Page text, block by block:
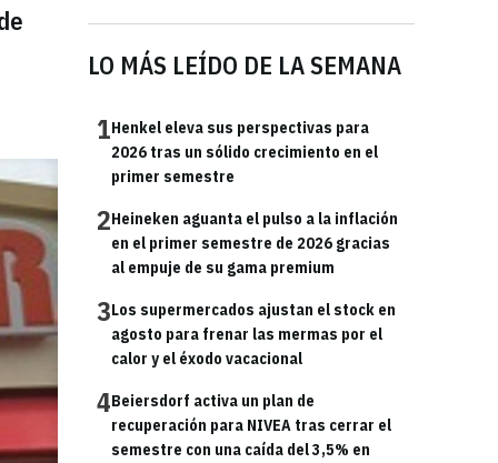
LO MÁS LEÍDO DE LA SEMANA
1Henkel eleva sus perspectivas para
2026 tras un sólido crecimiento en el
primer semestre
2Heineken aguanta el pulso a la inflación
en el primer semestre de 2026 gracias
al empuje de su gama premium
3Los supermercados ajustan el stock en
agosto para frenar las mermas por el
calor y el éxodo vacacional
4Beiersdorf activa un plan de
recuperación para NIVEA tras cerrar el
semestre con una caída del 3,5% en